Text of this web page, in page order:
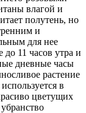
влагой и
полутень, но
и
для нее
до 11 часов утра и
дневные часы
растение
в
цветущих